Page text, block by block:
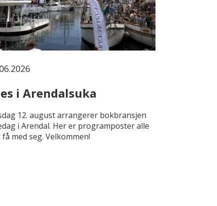
i Arendalsuka
12. august arrangerer bokbransjen
i Arendal. Her er programposter alle
med seg. Velkommen!